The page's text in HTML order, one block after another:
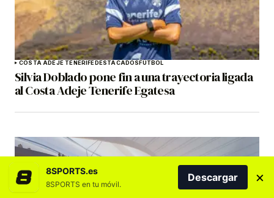
COSTA ADEJE TENERIFEDESTACADOSFÚTBOL
Silvia Doblado pone fin a una trayectoria ligada
al Costa Adeje Tenerife Egatesa
8SPORTS.es
8SPORTS en tu móvil.
Descargar ×